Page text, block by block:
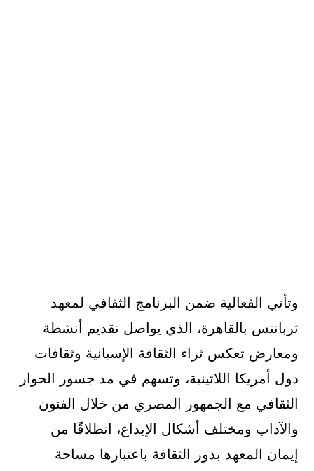
وتأتي الفعالية ضمن البرنامج الثقافي لمعهد
ثربانتس بالقاهرة، الذي يواصل تقديم أنشطة
ومعارض تعكس ثراء الثقافة الإسبانية وثقافات
دول أمريكا اللاتينية، وتسهم في مد جسور الحوار
الثقافي مع الجمهور المصري من خلال الفنون
والآداب ومختلف أشكال الإبداع، انطلاقًا من
إيمان المعهد بدور الثقافة باعتبارها مساحة